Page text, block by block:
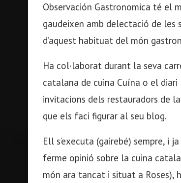
Observación Gastronomica té el
gaudeixen amb delectació de les
d’aquest habituat del món
Ha col·laborat durant la seva
catalana de cuina Cuína o el
invitacions dels restauradors de
que els faci figurar al seu blog.
Ell s’executa (gairebé) sempre, i
ferme opinió sobre la cuina
món ara tancat i situat a Roses),